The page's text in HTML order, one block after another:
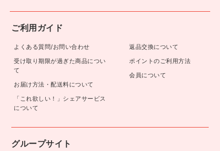
ご利用ガイド
よくある質問/お問い合わせ
受け取り期限が過ぎた商品につい
て
お届け方法・配送料について
「これ欲しい！」シェアサービス
について
返品交換について
ポイントのご利用方法
会員について
グループサイト